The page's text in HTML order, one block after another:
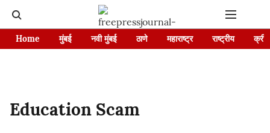
Home मुंबई नवी मुंबई ठाणे महाराष्ट्र राष्ट्रीय
Education Scam